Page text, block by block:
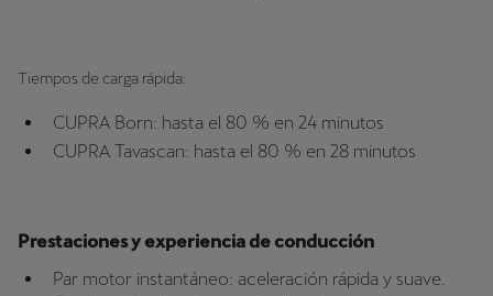
Tiempos de carga rápida:
CUPRA Born: hasta el 80 % en 24 minutos
CUPRA Tavascan: hasta el 80 % en 28 minutos
Prestaciones y experiencia de conducción
Par motor instantáneo: aceleración rápida y suave.